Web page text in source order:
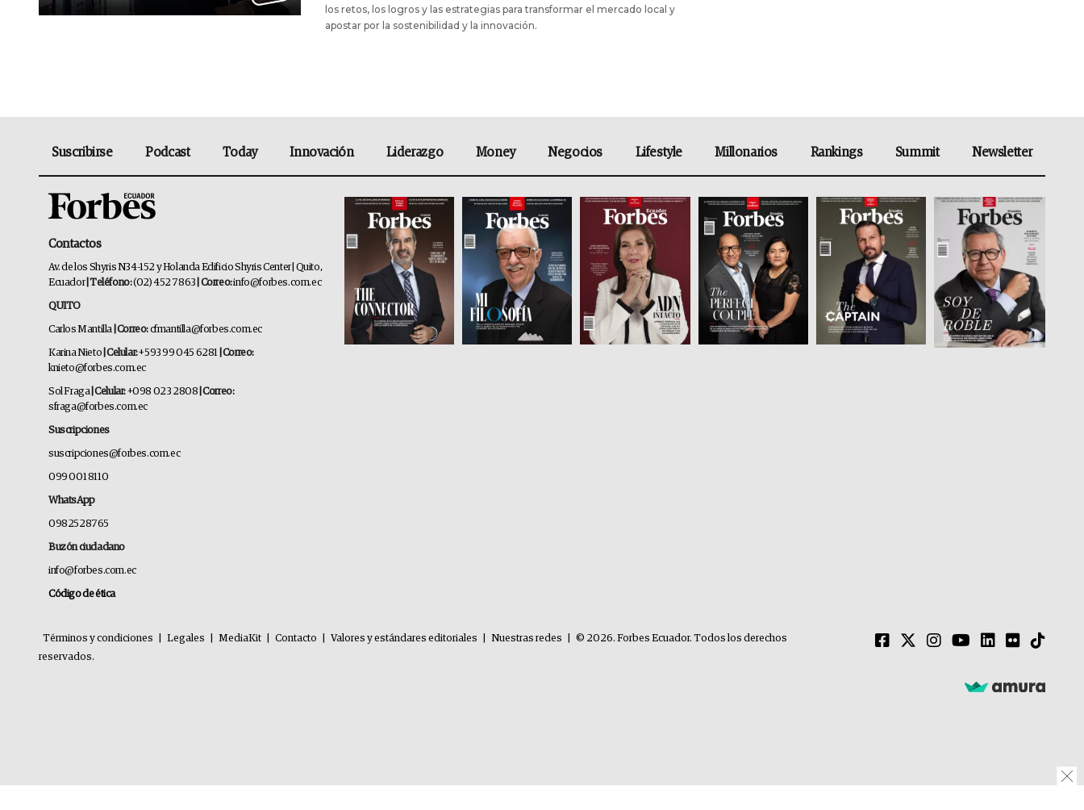
los retos, los logros y las estrategias para transformar el mercado local y
apostar por la sostenibilidad y la innovación.
Suscribirse Podcast Today Innovación Liderazgo Money Negocios Lifestyle Millonarios Rankings Summit Newsletter
Contactos
Av. de los Shyris N34-152 y Holanda Edificio Shyris Center | Quito,
Ecuador | Teléfono:(02) 452 7863 | Correo:info@forbes.com.ec
QUITO
Carlos Mantilla | Correo:cfmantilla@forbes.com.ec
Karina Nieto | Celular:+593 99 045 6281 | Correo:
knieto@forbes.com.ec
Sol Fraga| Celular:+098 023 2808 | Correo:
sfraga@forbes.com.ec
Suscripciones
suscripciones@forbes.com.ec
099 001 8110
WhatsApp
0982528765
Buzón ciudadano
info@forbes.com.ec
Código de ética
Términos y condiciones Legales MediaKit Contacto Valores y estándares editoriales Nuestras redes
© 2026. Forbes Ecuador. Todos los derechos
reservados.